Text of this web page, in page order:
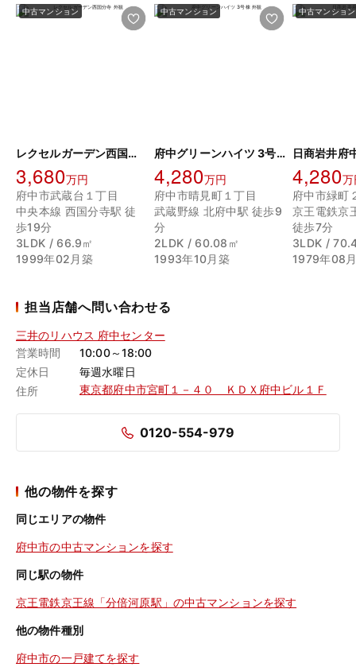
中古マンション
レクセルガーデン西国分寺
3,680万円
府中市武蔵台１丁目
中央本線 西国分寺駅 徒
歩19分
3LDK / 66.9㎡
1999年02月築
中古マンション
府中グリーンハイツ 3号棟
4,280万円
府中市晴見町１丁目
武蔵野線 北府中駅 徒歩9
分
2LDK / 60.08㎡
1993年10月築
中古マンション
日商岩井府
4,280万
府中市緑町
京王電鉄京
徒歩7分
3LDK /
1979年08
担当店舗へ問い合わせる
三井のリハウス 府中センター
営業時間
10:00～18:00
定休日
毎週水曜日
住所
東京都府中市宮町１－４０ ＫＤＸ府中ビル１Ｆ
0120-554-979
他の物件を探す
同じエリアの物件
府中市の中古マンションを探す
同じ駅の物件
京王電鉄京王線「分倍河原駅」の中古マンションを探す
他の物件種別
府中市の一戸建てを探す